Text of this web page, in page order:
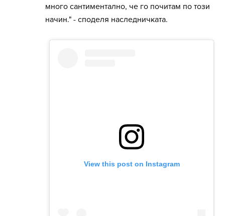
много сантиментално, че го почитам по този
начин." - споделя наследничката.